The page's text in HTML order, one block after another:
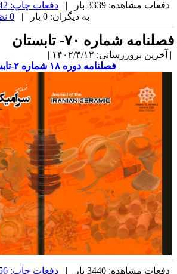
دفعات مشاهده: 3339 بار | دفعات چاپ: 342 بار
به دیگران: 0 بار |
شماره ۷۰- تابستان
بروزرسانی: ۱۴۰۲/۴/۱۲ |
فصلنامه دوره ۱۸ شماره ۲-تابستان
دفعات مشاهده: 3440 بار | دفعات چاپ: 356 بار